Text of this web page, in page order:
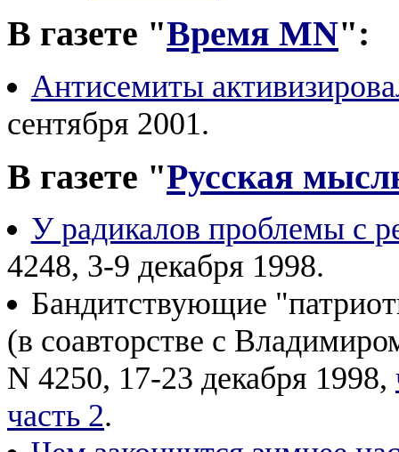
В газете "Время MN":
Антисемиты
сентября 2001.
В газете "Русская
У радикалов проблемы с
4248, 3-9 декабря 1998.
Бандитствующие
(в соавторстве с
N 4250, 17-23 декабря 1998,
часть 2.